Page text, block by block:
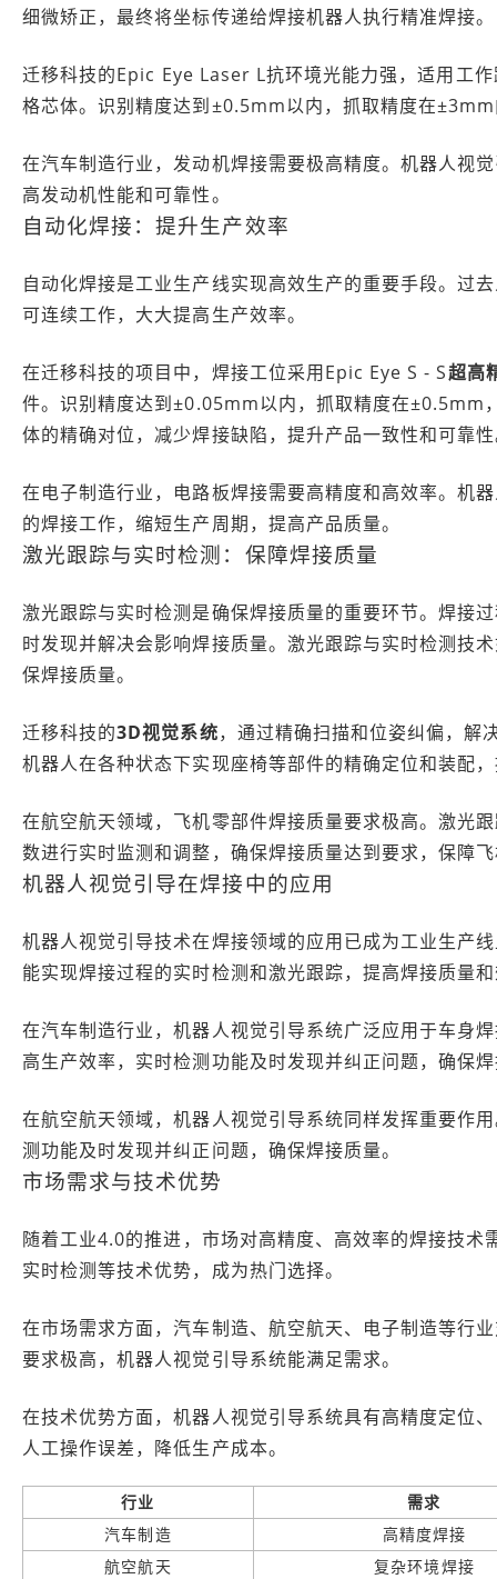
细微矫正，最终将坐标传递给焊接机器人执行精准焊接。
迁移科技的Epic Eye Laser L抗环境光能力强，适用工
格芯体。识别精度达到±0.5mm以内，抓取精度在
在汽车制造行业，发动机焊接需要极高精度。机器人视
高发动机性能和可靠性。
自动化焊接：提升生产效率
自动化焊接是工业生产线实现高效生产的重要手段。过
可连续工作，大大提高生产效率。
在迁移科技的项目中，焊接工位采用Epic Eye S - S超高
件。识别精度达到±0.05mm以内，抓取精度在±0.5mm
体的精确对位，减少焊接缺陷，提升产品一致性和可靠
在电子制造行业，电路板焊接需要高精度和高效率。机
的焊接工作，缩短生产周期，提高产品质量。
激光跟踪与实时检测：保障焊接质量
激光跟踪与实时检测是确保焊接质量的重要环节。焊接
时发现并解决会影响焊接质量。激光跟踪与实时检测技
保焊接质量。
迁移科技的3D视觉系统，通过精确扫描和位姿纠偏，解
机器人在各种状态下实现座椅等部件的精确定位和装配
在航空航天领域，飞机零部件焊接质量要求极高。激光
数进行实时监测和调整，确保焊接质量达到要求，保障
机器人视觉引导在焊接中的应用
机器人视觉引导技术在焊接领域的应用已成为工业生产
能实现焊接过程的实时检测和激光跟踪，提高焊接质量
在汽车制造行业，机器人视觉引导系统广泛应用于车身
高生产效率，实时检测功能及时发现并纠正问题，确保
在航空航天领域，机器人视觉引导系统同样发挥重要作
测功能及时发现并纠正问题，确保焊接质量。
市场需求与技术优势
随着工业4.0的推进，市场对高精度、高效率的焊接技
实时检测等技术优势，成为热门选择。
在市场需求方面，汽车制造、航空航天、电子制造等行
要求极高，机器人视觉引导系统能满足需求。
在技术优势方面，机器人视觉引导系统具有高精度定位
人工操作误差，降低生产成本。
行业
需求
汽车制造
高精度焊接
航空航天
复杂环境焊接